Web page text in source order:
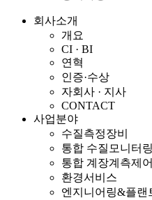
회사소개
개요
CI · BI
연혁
인증·수상
자회사 · 지사
CONTACT
사업분야
수질측정장비
통합 수질모니터링
통합 계장계측제어
환경서비스
엔지니어링&플랜